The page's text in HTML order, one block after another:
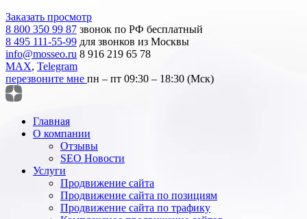
Заказать просмотр
8 800 350 99 87 звонок по РФ бесплатный
8 495 111-55-99 для звонков из Москвы
info@mosseo.ru 8 916 219 65 78
MAX, Telegram
перезвоните мне пн – пт 09:30 – 18:30 (Мск)
Главная
О компании
Отзывы
SEO Новости
Услуги
Продвижение сайта
Продвижение сайта по позициям
Продвижение сайта по трафику